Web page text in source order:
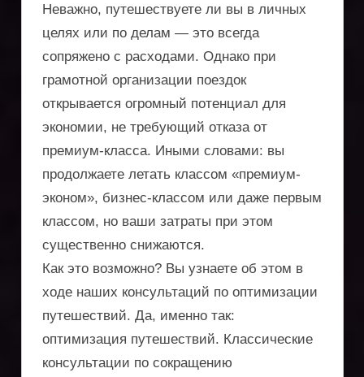
структур
Singabiz®
Международные
услуги
регистрации
компаний,
получению
вида
Неважно, путешествуете ли вы в личных
целях или по делам — это всегда
сопряжено с расходами. Однако при
грамотной организации поездок
открывается огромный потенциал для
экономии, не требующий отказа от
премиум-класса. Иными словами: вы
продолжаете летать классом «премиум-
эконом», бизнес-классом или даже первым
классом, но ваши затраты при этом
существенно снижаются.
Как это возможно? Вы узнаете об этом в
ходе наших консультаций по оптимизации
путешествий. Да, именно так:
оптимизация путешествий. Классические
консультации по сокращению